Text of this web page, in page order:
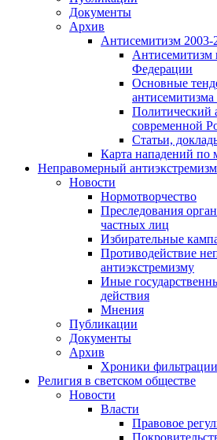
Документы
Архив
Антисемитизм 2003-
Антисемитизм
Федерации
Основные
Политический
современной
Статьи,
Карта нападений по
Неправомерный антиэкстремизм
Новости
Нормотворчество
Преследования
частных лиц
Избирательные
Противодействие
антиэкстремизму
Иные
действия
Мнения
Публикации
Документы
Архив
Хроники
Религия в светском обществе
Новости
Власти
Правовое